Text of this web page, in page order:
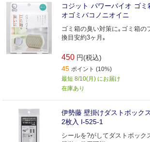
コジット パワーバイオ ゴミ
オゴミバコノニオイニ
ゴミ箱の臭い対策に｡ゴミ箱の
換目安約3ヶ月｡
450 円(税込)
45 ポイント (10%)
最短 8/10(月) にお届け
在庫あり
伊勢藤 壁掛けダストボック
2枚入 I-525-1
シールを?がしてダストボック